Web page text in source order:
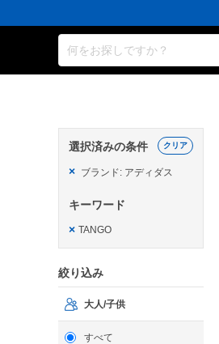
何をお探しですか？
選択済みの条件
× ブランド: アディダス
キーワード
× TANGO
クリア
絞り込み
大人/子供
すべて